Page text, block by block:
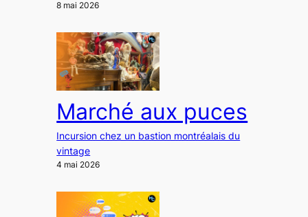
8 mai 2026
Marché aux puces
Incursion chez un bastion montréalais du
vintage
4 mai 2026